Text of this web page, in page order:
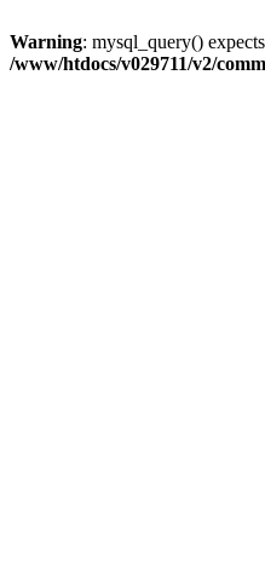
Warning: mysql_query()
/www/htdocs/v029711/v2/